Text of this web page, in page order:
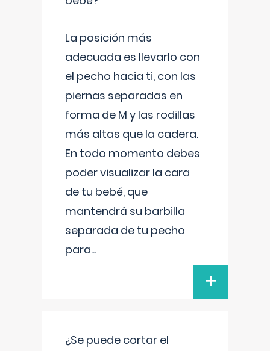
La posición más
adecuada es llevarlo con
el pecho hacia ti, con las
piernas separadas en
forma de M y las rodillas
más altas que la cadera.
En todo momento debes
poder visualizar la cara
de tu bebé, que
mantendrá su barbilla
separada de tu pecho
para...
+
¿Se puede cortar el